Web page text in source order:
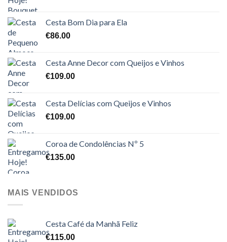
Cesta Bom Dia para Ela
€86.00
Cesta Anne Decor com Queijos e Vinhos
€109.00
Cesta Delícias com Queijos e Vinhos
€109.00
Coroa de Condolências Nº 5
€135.00
MAIS VENDIDOS
Cesta Café da Manhã Feliz
€115.00